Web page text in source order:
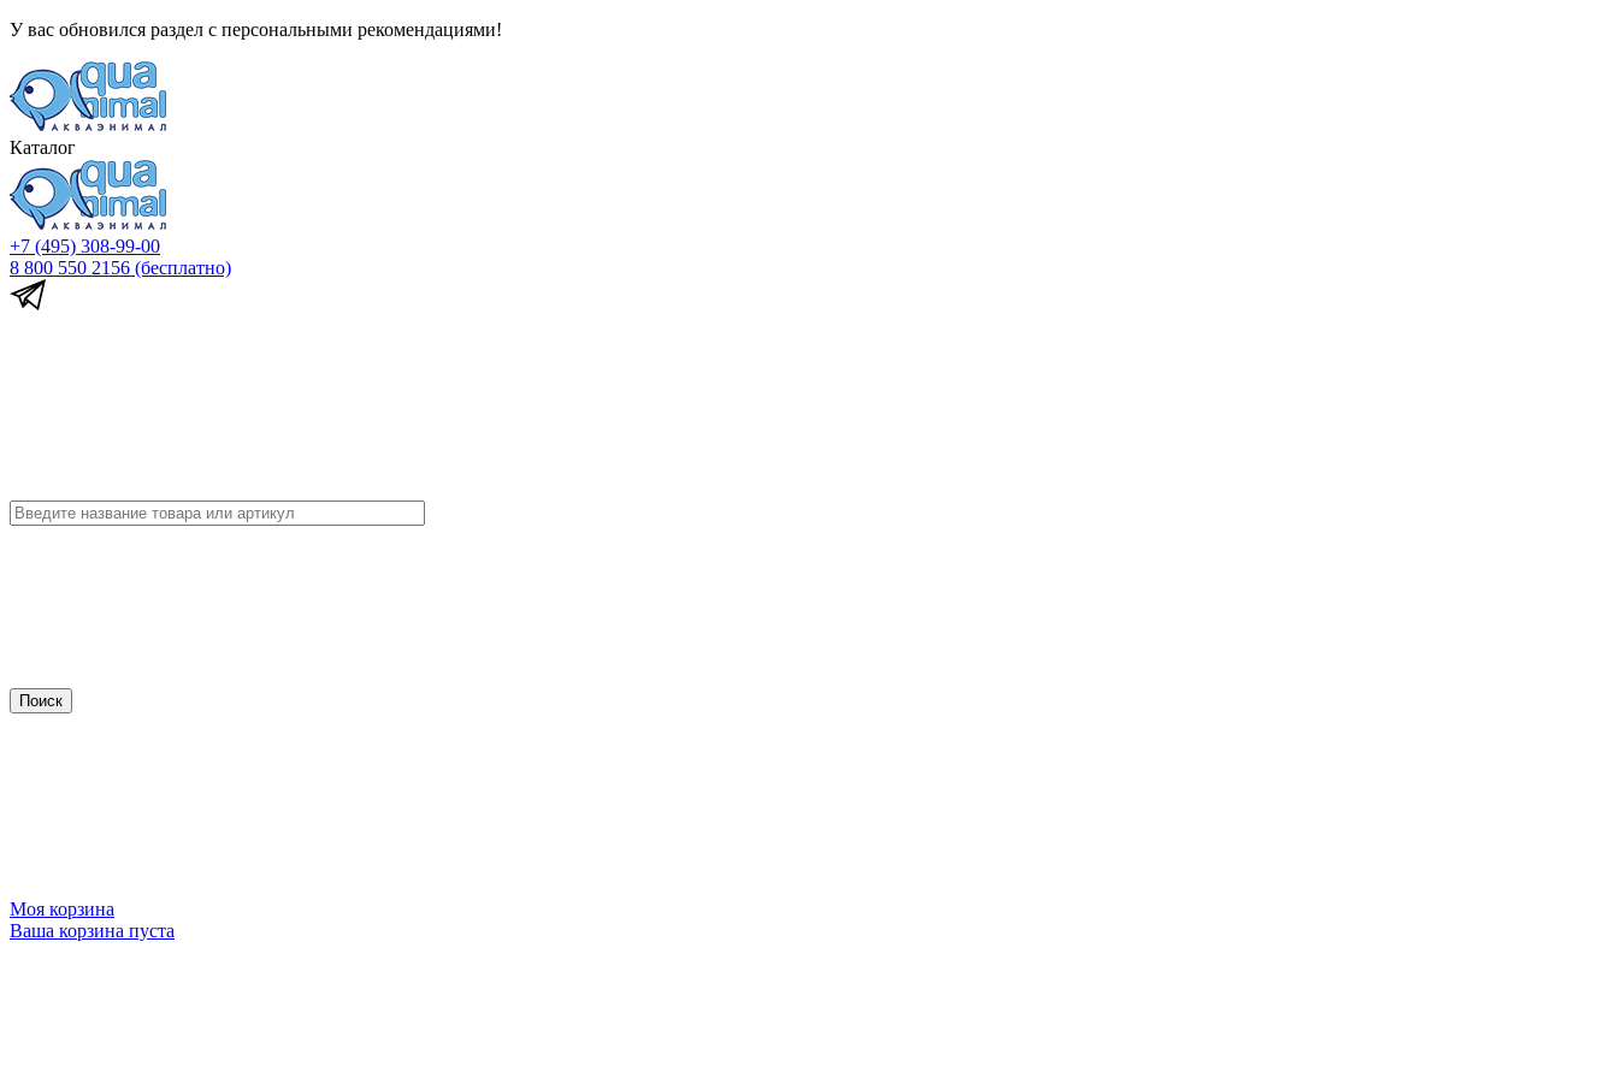
У вас обновился раздел с персональными рекомендациями!
Каталог
+7 (495) 308-99-00
8 800 550 2156 (бесплатно)
Моя корзина
Ваша корзина пуста